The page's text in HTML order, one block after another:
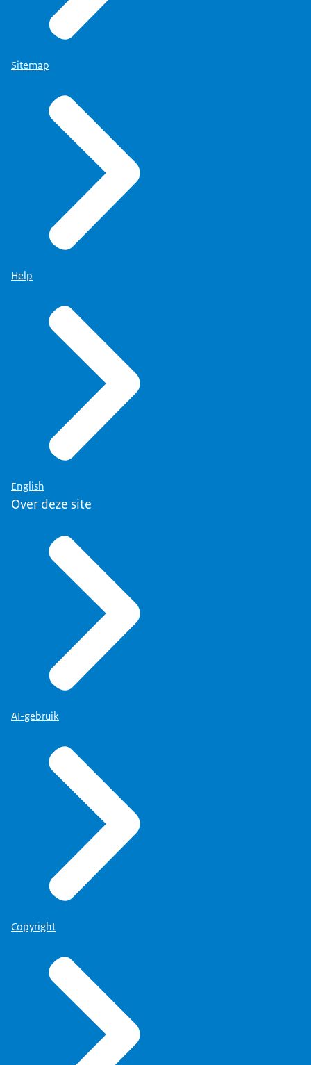
Sitemap
Help
English
Over deze site
AI-gebruik
Copyright